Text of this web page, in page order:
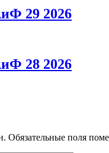
29 2026
28 2026
Обязательные поля